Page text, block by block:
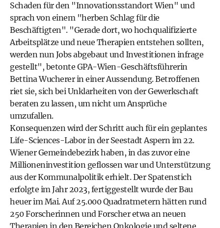
Schaden für den "Innovationsstandort Wien" und
sprach von einem "herben Schlag für die
Beschäftigten". "Gerade dort, wo hochqualifizierte
Arbeitsplätze und neue Therapien entstehen sollten,
werden nun Jobs abgebaut und Investitionen infrage
gestellt", betonte GPA-Wien-Geschäftsführerin
Bettina Wucherer in einer Aussendung. Betroffenen
riet sie, sich bei Unklarheiten von der Gewerkschaft
beraten zu lassen, um nicht um Ansprüche
umzufallen.
Konsequenzen wird der Schritt auch für ein geplantes
Life-Sciences-Labor in der Seestadt Aspern im 22.
Wiener Gemeindebezirk haben, in das zuvor eine
Millioneninvestition geflossen war und Unterstützung
aus der Kommunalpolitik erhielt. Der Spatenstich
erfolgte im Jahr 2023, fertiggestellt wurde der Bau
heuer im Mai. Auf 25.000 Quadratmetern hätten rund
250 Forscherinnen und Forscher etwa an neuen
Therapien in den Bereichen Onkologie und seltene